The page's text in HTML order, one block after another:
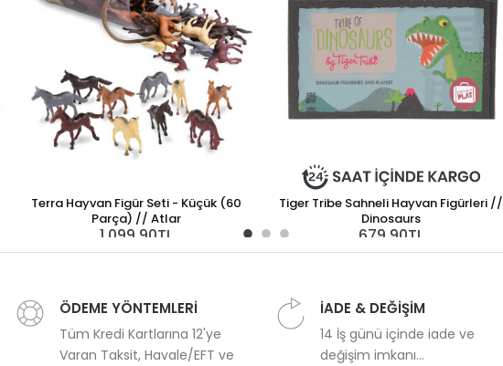
Terra Hayvan Figür Seti - Küçük (60
Parça) // Atlar
1.099,90TL
Tiger Tribe Sahneli Hayvan Figürleri //
Dinosaurs
679,90TL
ÖDEME YÖNTEMLERİ
Tüm Kredi Kartlarına 12'ye
Varan Taksit, Havale/EFT ve
İADE & DEĞİŞİM
14 İş günü içinde iade ve
değişim imkanı...